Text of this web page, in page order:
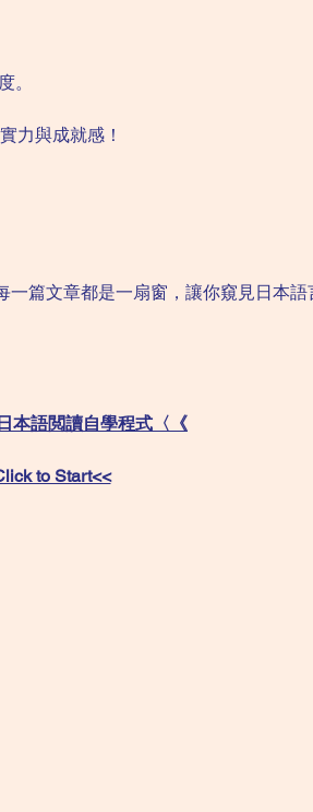
。
力與成就感！
篇文章都是一扇窗，讓你窺見日本語
本語閲讀自學程式〈《
to Start<<